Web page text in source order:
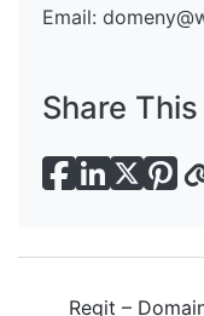
Email:
Share
Regit –